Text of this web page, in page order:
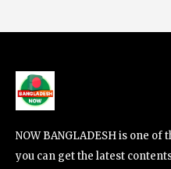
NOW BANGLADESH is one
you can get the latest